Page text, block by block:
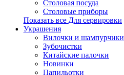
Столовая посуда
Столовые приборы
Показать все Для сервировки
Украшения
Вилочки и шампурчики
Зубочистки
Китайские палочки
Новинки
Папильотки